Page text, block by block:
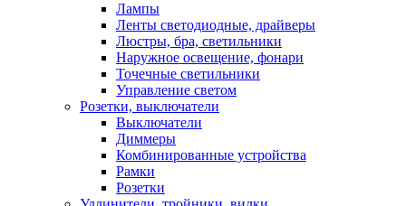
Лампы
Ленты светодиодные, драйверы
Люстры, бра, светильники
Наружное освещение, фонари
Точечные светильники
Управление светом
Розетки, выключатели
Выключатели
Диммеры
Комбинированные устройства
Рамки
Розетки